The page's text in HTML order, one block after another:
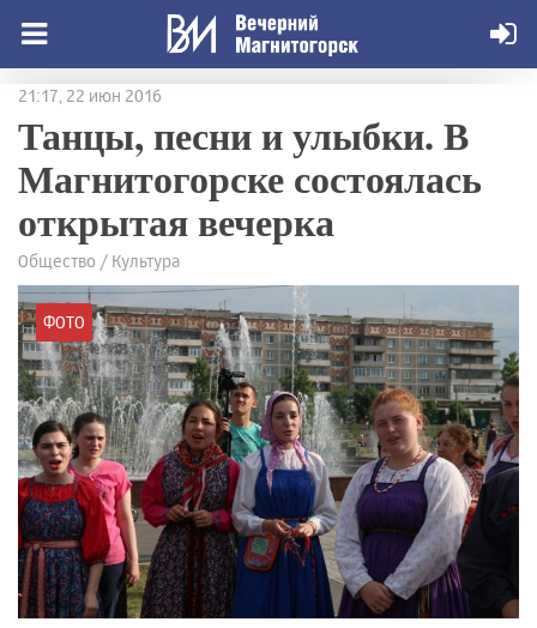
21:17, 22 июн 2016
Танцы, песни и улыбки. В
Магнитогорске состоялась
открытая вечерка
Общество / Культура
ФОТО